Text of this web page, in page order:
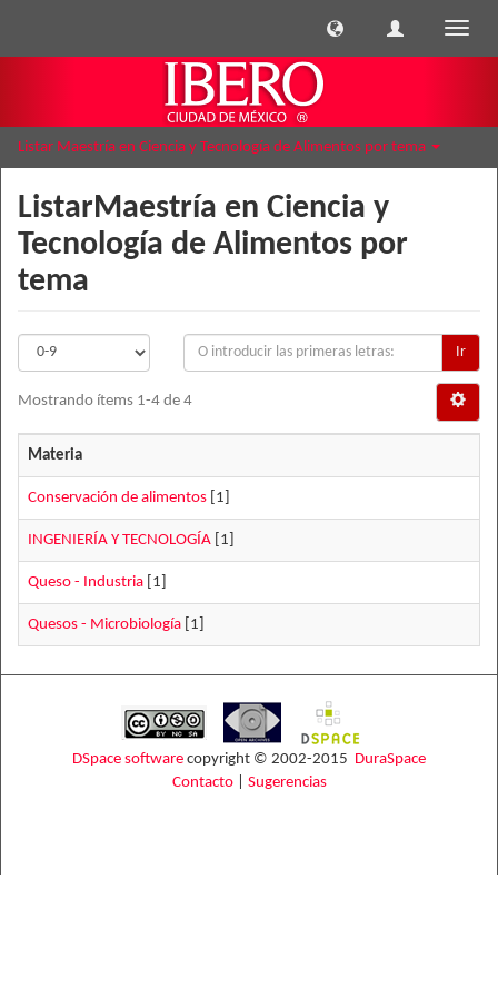
Listar Maestría en Ciencia y Tecnología de Alimentos por tema
ListarMaestría en Ciencia y
Tecnología de Alimentos por
tema
Ir
Mostrando ítems 1-4 de 4
Materia
Conservación de alimentos [1]
INGENIERÍA Y TECNOLOGÍA [1]
Queso - Industria [1]
Quesos - Microbiología [1]
DSpace software copyright © 2002-2015 DuraSpace
Contacto| Sugerencias